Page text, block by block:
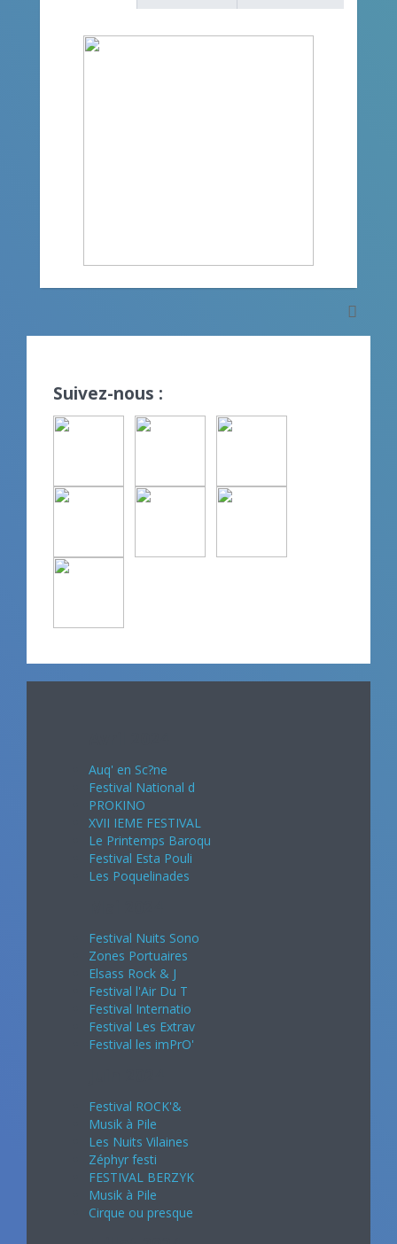
Suivez-nous :
Auq' en Sc?ne
Festival National d
PROKINO
XVII IEME FESTIVAL
Le Printemps Baroqu
Festival Esta Pouli
Les Poquelinades
Festival Nuits Sono
Zones Portuaires
Elsass Rock & J
Festival l'Air Du T
Festival Internatio
Festival Les Extrav
Festival les imPrO'
Festival ROCK'&
Musik à Pile
Les Nuits Vilaines
Zéphyr festi
FESTIVAL BERZYK
Musik à Pile
Cirque ou presque